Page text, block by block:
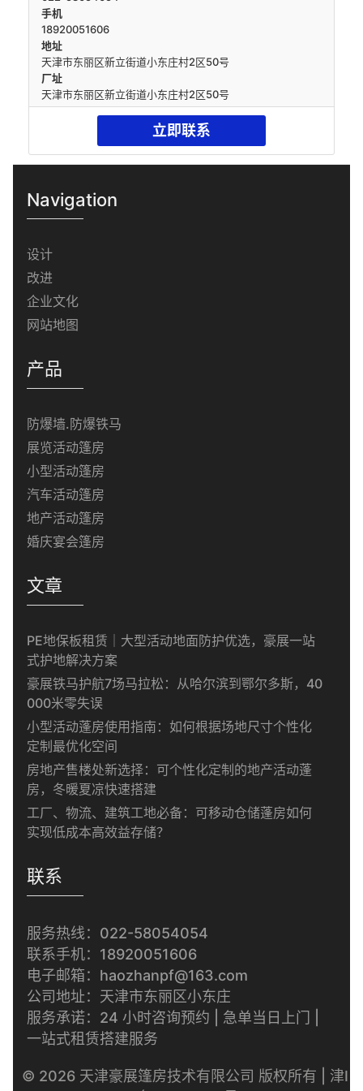
手机
18920051606
地址
天津市东丽区新立街道小东庄村2区50号
厂址
天津市东丽区新立街道小东庄村2区50号
立即联系
Navigation
设计
改进
企业文化
网站地图
产品
防爆墙.防爆铁马
展览活动篷房
小型活动篷房
汽车活动篷房
地产活动篷房
婚庆宴会篷房
文章
PE地保板租赁｜大型活动地面防护优选，豪展一站
式护地解决方案
豪展铁马护航7场马拉松：从哈尔滨到鄂尔多斯，40
000米零失误
小型活动蓬房使用指南：如何根据场地尺寸个性化
定制最优化空间
房地产售楼处新选择：可个性化定制的地产活动蓬
房，冬暖夏凉快速搭建
工厂、物流、建筑工地必备：可移动仓储蓬房如何
实现低成本高效益存储？
联系
服务热线：022-58054054
联系手机：18920051606
电子邮箱：haozhanpf@163.com
公司地址：天津市东丽区小东庄
服务承诺：24 小时咨询预约 | 急单当日上门 |
一站式租赁搭建服务
© 2026 天津豪展篷房技术有限公司 版权所有 | 津I